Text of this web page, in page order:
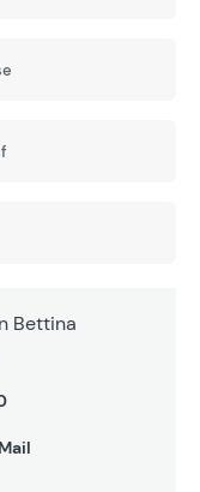
Bettina